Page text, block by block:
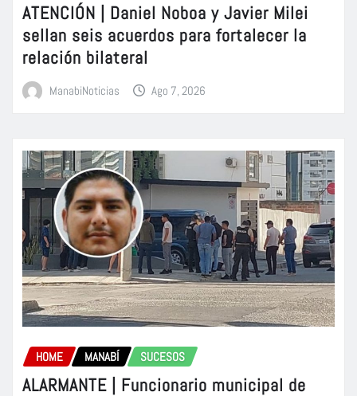
ATENCIÓN | Daniel Noboa y Javier Milei
sellan seis acuerdos para fortalecer la
relación bilateral
ManabiNoticias Ago 7, 2026
HOME MANABÍ SUCESOS
ALARMANTE | Funcionario municipal de